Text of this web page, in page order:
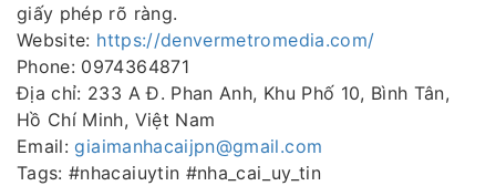
giấy phép rõ ràng.
Website: https://denvermetromedia.com/
Phone: 0974364871
Địa chỉ: 233 A Đ. Phan Anh, Khu Phố 10, Bình Tân,
Hồ Chí Minh, Việt Nam
Email:giaimanhacaijpn@gmail.com
Tags: #nhacaiuytin #nha_cai_uy_tin